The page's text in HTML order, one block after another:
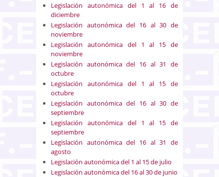
Legislación autonómica del 1 al 16 de
diciembre
Legislación autonómica del 16 al 30 de
noviembre
Legislación autonómica del 1 al 15 de
noviembre
Legislación autonómica del 16 al 31 de
octubre
Legislación autonómica del 1 al 15 de
octubre
Legislación autonómica del 16 al 30 de
septiembre
Legislación autonómica del 1 al 15 de
septiembre
Legislación autonómica del 16 al 31 de
agosto
Legislación autonómica del 1 al 15 de julio
Legislación autonómica del 16 al 30 de junio